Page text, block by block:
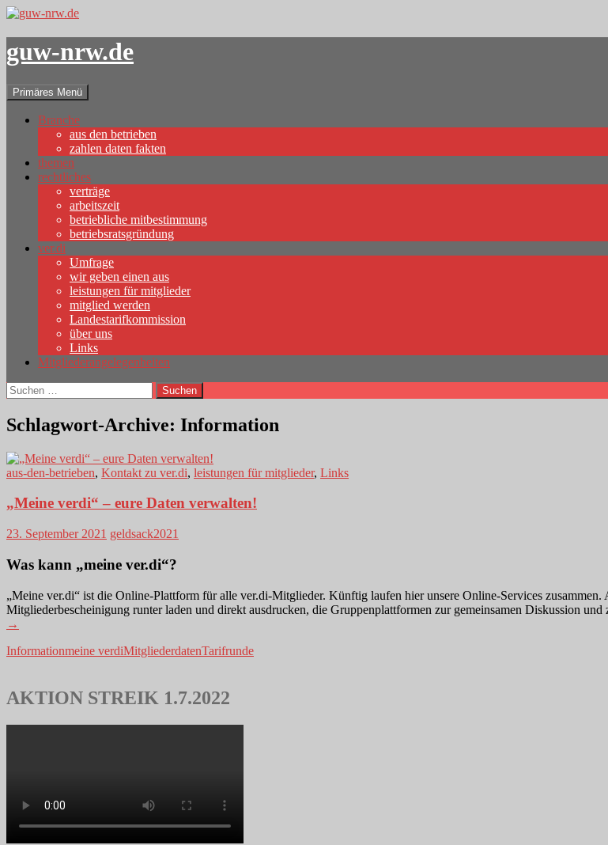
guw-nrw.de
Suchen
Primäres Menü
Inhalt
Branche
aus den betrieben
zahlen daten fakten
themen
rechtliches
verträge
arbeitszeit
betriebliche mitbestimmung
betriebsratsgründung
ver.di
Umfrage
wir geben einen aus
leistungen für mitglieder
mitglied werden
Landestarifkommission
über uns
Links
Mitgliederangelegenheiten
Suchen
nach:
Schlagwort-Archive: Information
aus-den-betrieben, Kontakt zu ver.di, leistungen für mitglieder, Links
„Meine verdi“ – eure Daten verwalten!
23. September 2021 geldsack2021
Was kann „meine ver.di“?
„Meine ver.di“ ist die Online-Plattform für alle ver.di-Mitglieder. Künftig laufen hier unsere Online-Services
Mitgliederbescheinigung runter laden und direkt ausdrucken, die Gruppenplattformen zur gemeinsamen Diskussion
→
Informationmeine verdiMitgliederdatenTarifrunde
AKTION STREIK 1.7.2022